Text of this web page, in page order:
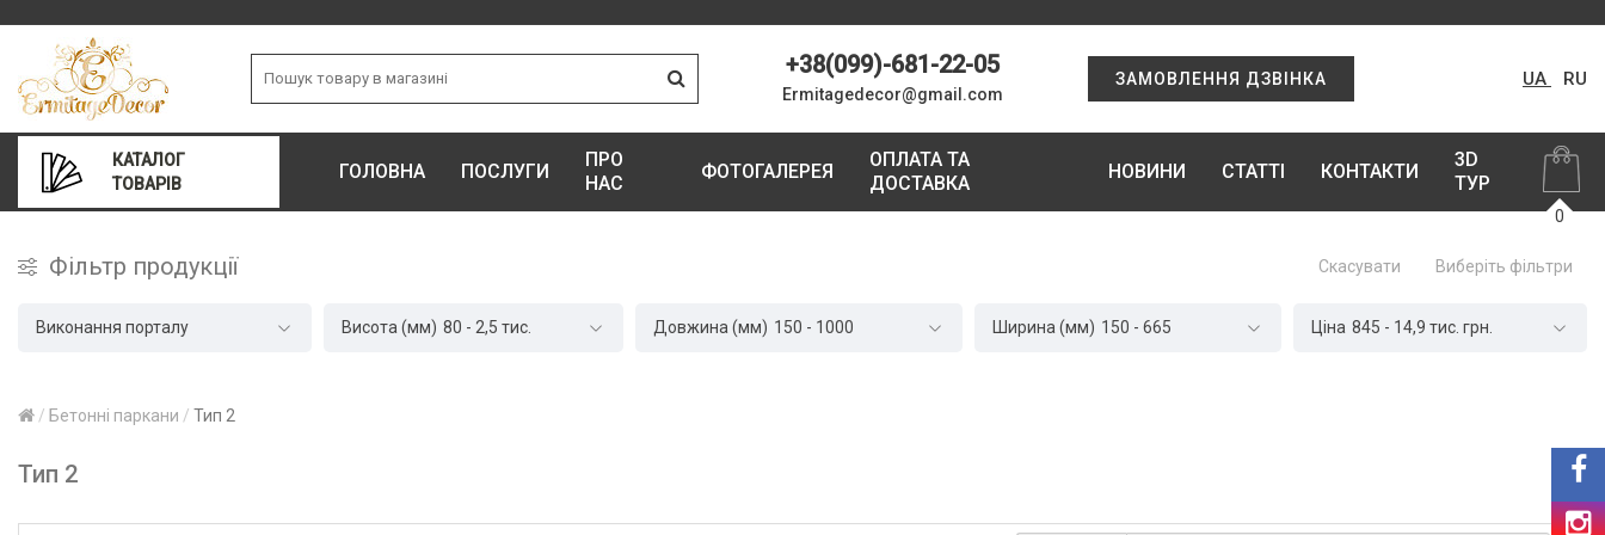
+38(099)-681-22-05
Ermitagedecor@gmail.com
ЗАМОВЛЕННЯ ДЗВІНКА UA RU
КАТАЛОГ
ТОВАРІВ
ГОЛОВНА ПОСЛУГИ
ПРО
НАС
ФОТОГАЛЕРЕЯ
ОПЛАТА ТА
ДОСТАВКА
НОВИНИ СТАТТІ КОНТАКТИ
3D
ТУР
0
Фільтр продукції Скасувати Виберіть фільтри
Виконання порталу 80 - 2,5 тис.
Висота (мм) 150 - 1000
Довжина (мм) 150 - 665
Ширина (мм) 845 - 14,9 тис. грн.
Ціна
Бетонні паркани Тип 2
Тип 2